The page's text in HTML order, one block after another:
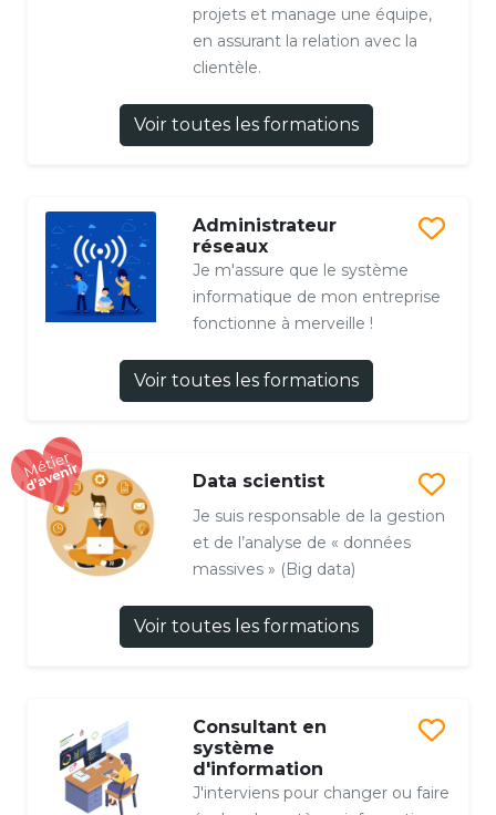
projets et manage une équipe,
en assurant la relation avec la
clientèle.
Voir toutes les formations
Administrateur
réseaux
Je m'assure que le système
informatique de mon entreprise
fonctionne à merveille !
Voir toutes les formations
Data scientist
Je suis responsable de la gestion
et de l’analyse de « données
massives » (Big data)
Voir toutes les formations
Consultant en
système
d'information
J'interviens pour changer ou faire